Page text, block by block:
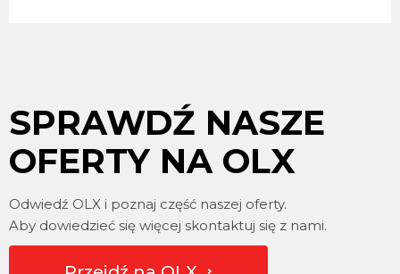
SPRAWDŹ NASZE
OFERTY NA OLX
Odwiedź OLX i poznaj część naszej oferty.
Aby dowiedzieć się więcej skontaktuj się z nami.